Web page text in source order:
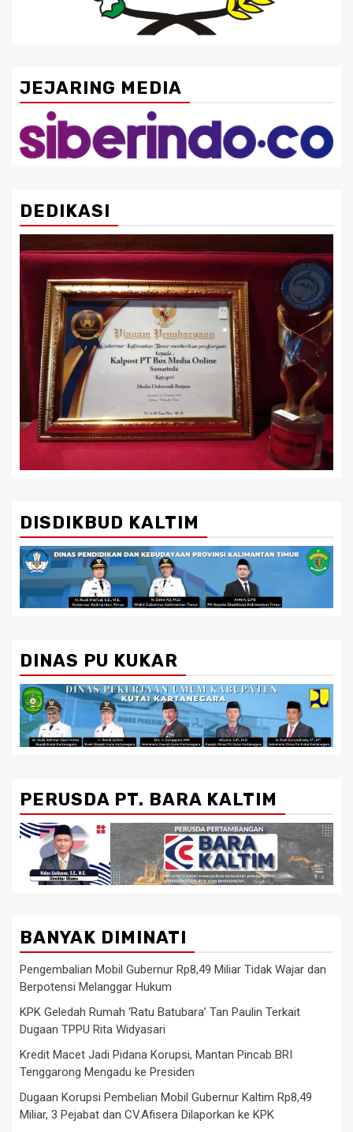
JEJARING MEDIA
DEDIKASI
DISDIKBUD KALTIM
DINAS PU KUKAR
PERUSDA PT. BARA KALTIM
BANYAK DIMINATI
Pengembalian Mobil Gubernur Rp8,49 Miliar Tidak Wajar dan
Berpotensi Melanggar Hukum
KPK Geledah Rumah ‘Ratu Batubara’ Tan Paulin Terkait
Dugaan TPPU Rita Widyasari
Kredit Macet Jadi Pidana Korupsi, Mantan Pincab BRI
Tenggarong Mengadu ke Presiden
Dugaan Korupsi Pembelian Mobil Gubernur Kaltim Rp8,49
Miliar, 3 Pejabat dan CV.Afisera Dilaporkan ke KPK